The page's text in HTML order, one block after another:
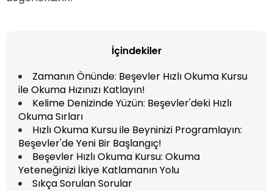
İçindekiler
Zamanın Önünde: Beşevler Hızlı Okuma Kursu
ile Okuma Hızınızı Katlayın!
Kelime Denizinde Yüzün: Beşevler'deki Hızlı
Okuma Sırları
Hızlı Okuma Kursu ile Beyninizi Programlayın:
Beşevler'de Yeni Bir Başlangıç!
Beşevler Hızlı Okuma Kursu: Okuma
Yeteneğinizi İkiye Katlamanın Yolu
Sıkça Sorulan Sorular